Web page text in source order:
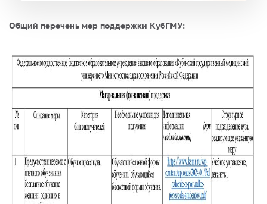
Общий перечень мер поддержки КубГМУ: